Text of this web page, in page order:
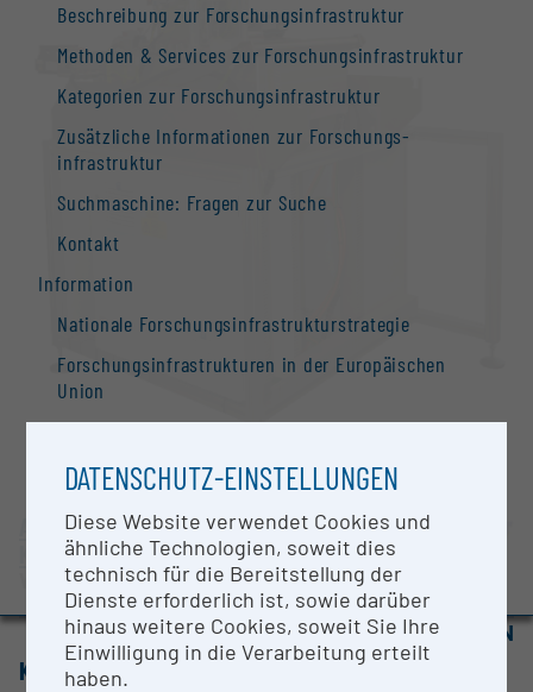
Beschreibung zur Forschungs­infrastruktur
Methoden & Services zur Forschungs­infrastruktur
Kategorien zur Forschungs­infrastruktur
Zusätzliche Informationen zur Forschungs­
infrastruktur
Suchmaschine: Fragen zur Suche
Kontakt
Information
Nationale Forschungs­infrastruktur­strategie
Forschungs­infrastrukturen in der Europäischen
Union
Forschungs­infrastruktur-Datenbanken /
BMBWF-Forschungsinfrastruktur-Datenbank:
Evaluierungsstudie 2022
Auszeichnungen und Pressemeldungen
AC2T research GmbH - Österreichisches
Kompetenzzentrum für Tribologie
Wiener Neustadt | Website
OPEN FOR COLLABORATION
KURZBESCHREIBUNG
DATENSCHUTZ-EINSTELLUNGEN
Diese Website verwendet Cookies und
ähnliche Technologien, soweit dies
technisch für die Bereitstellung der
Dienste erforderlich ist, sowie darüber
hinaus weitere Cookies, soweit Sie Ihre
Einwilligung in die Verarbeitung erteilt
haben.